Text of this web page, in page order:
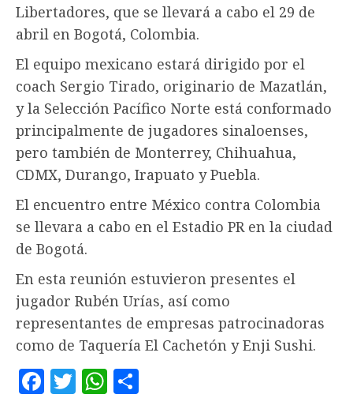
Libertadores, que se llevará a cabo el 29 de
abril en Bogotá, Colombia.
El equipo mexicano estará dirigido por el
coach Sergio Tirado, originario de Mazatlán,
y la Selección Pacífico Norte está conformado
principalmente de jugadores sinaloenses,
pero también de Monterrey, Chihuahua,
CDMX, Durango, Irapuato y Puebla.
El encuentro entre México contra Colombia
se llevara a cabo en el Estadio PR en la ciudad
de Bogotá.
En esta reunión estuvieron presentes el
jugador Rubén Urías, así como
representantes de empresas patrocinadoras
como de Taquería El Cachetón y Enji Sushi.
Facebook
TwitterWhatsApp